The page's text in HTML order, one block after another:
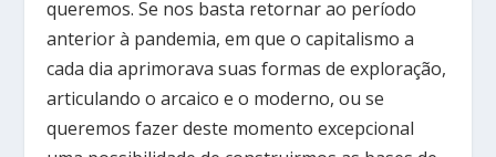
queremos. Se nos basta retornar ao período
anterior à pandemia, em que o capitalismo a
cada dia aprimorava suas formas de exploração,
articulando o arcaico e o moderno, ou se
queremos fazer deste momento excepcional